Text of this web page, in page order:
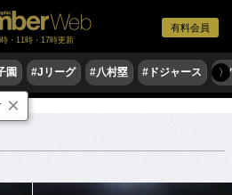
有料会員
・11時・17時更新
園 #Jリーグ #八村塁 #ドジャース #
〉
×